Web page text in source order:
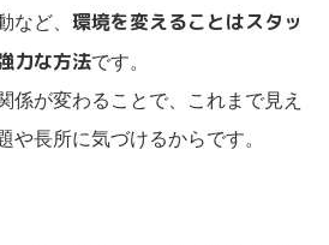
など、 環境を変えることはスタッ
力な方法です。
係が変わることで、これまで見え
や長所に気づけるからです。